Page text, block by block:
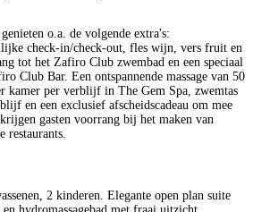
genieten o.a. de volgende extra's:
check-in/check-out, fles wijn, vers fruit en
tot het Zafiro Club zwembad en een speciaal
Club Bar. Een ontspannende massage van 50
kamer per verblijf in The Gem Spa, zwemtas
en een exclusief afscheidscadeau om mee
gasten voorrang bij het maken van
restaurants.
2 kinderen. Elegante open plan suite